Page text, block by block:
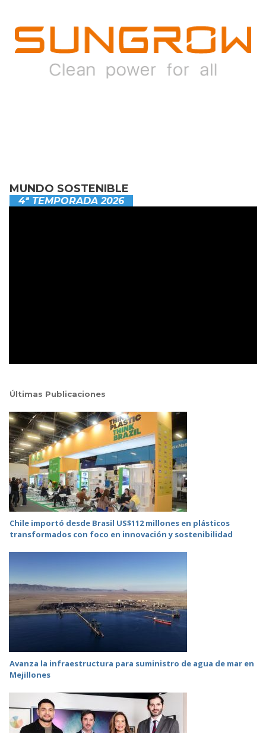
MUNDO SOSTENIBLE
4ª TEMPORADA 2026
Últimas Publicaciones
Chile importó desde Brasil US$112 millones en plásticos
transformados con foco en innovación y sostenibilidad
Avanza la infraestructura para suministro de agua de mar en
Mejillones